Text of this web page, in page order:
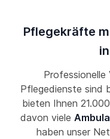
Pflegekräfte
Professionelle
Pflegedienste sind
bieten Ihnen
davon viele
haben unser